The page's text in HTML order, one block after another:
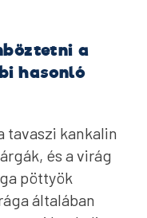
a
hasonló
tavaszi kankalin
és a virág
pöttyök
általában